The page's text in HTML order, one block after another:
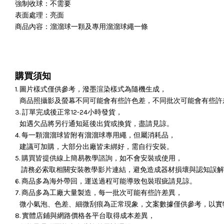
強制收球：不需要
表面處理：亮面
商品內容：溜溜球一顆及專用溜溜球繩一條
購買須知
1. 圖片樣式僅供參考，潑墨渲染樣式為隨機生成，
商品照攝影及螢幕不同可能會有些許色差，不同批次可能會有些許
3. 訂單完成後正常12-24小時發貨，
如遇欠品將另行通知延後出貨或換貨，盡請見諒。
4. 每一顆溜溜球皆附有溜溜球專用繩，但屬消耗品，
建議可加購，大部分出廠皆未綁好，需自行安裝。
5. 購買皆提供線上簡易教學諮詢，如不會安裝或使用，
請務必索取相關安裝教學影片連結，避免造成器材損壞與認知誤解
6. 商品多為海外帶回，運送過程可能導致包裝瑕疵請見諒。
7. 商品多為工廠大量製造，每一批次可能有些許差異，
微小氣泡、色差、細微刮痕為正常現象，文案數據僅供參考，以實
8. 實體店鋪與網路價格各平台取得成本差異，